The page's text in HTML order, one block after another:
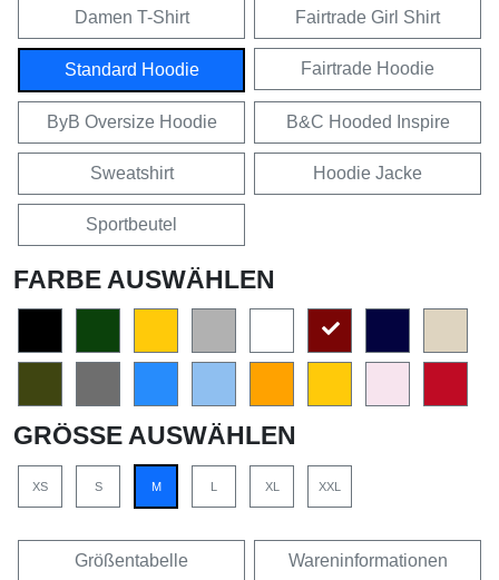
Damen T-Shirt Fairtrade Girl Shirt
Standard Hoodie Fairtrade Hoodie
ByB Oversize Hoodie B&C Hooded Inspire
Sweatshirt Hoodie Jacke
Sportbeutel
FARBE AUSWÄHLEN
GRÖSSE AUSWÄHLEN
XS S M L XL XXL
Größentabelle Wareninformationen